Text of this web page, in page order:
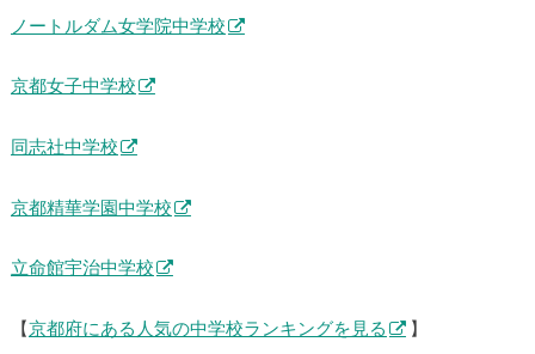
ノートルダム女学院中学校
京都女子中学校
同志社中学校
京都精華学園中学校
立命館宇治中学校
【 京都府にある人気の中学校ランキングを見る 】